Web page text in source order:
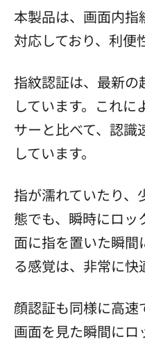
本製品は、画面内指
対応しており、利便
指紋認証は、最新
しています。これ
サーと比べて、認識
しています。
指が濡れていたり、
態でも、瞬時にロッ
面に指を置いた瞬
る感覚は、非常に快
顔認証も同様に高速
画面を見た瞬間にロ